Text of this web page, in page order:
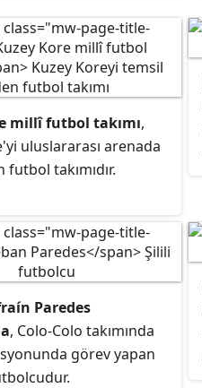
millî futbol takımı,
uluslararası arenada
takımıdır.
Paredes
, Colo-Colo takımında
görev yapan